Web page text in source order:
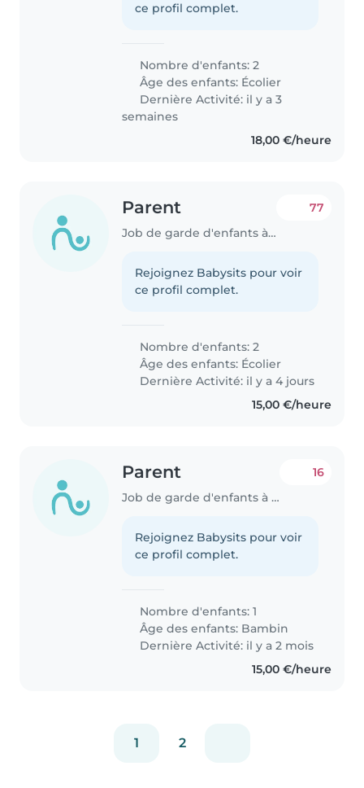
ce profil complet.
Nombre d'enfants: 2
Âge des enfants: Écolier
Dernière Activité: il y a 3
semaines
18,00 €/heure
Parent
Job de garde d'enfants à Strassen
77
Rejoignez Babysits pour voir
ce profil complet.
Nombre d'enfants: 2
Âge des enfants: Écolier
Dernière Activité: il y a 4 jours
15,00 €/heure
Parent
Job de garde d'enfants à Erpeldange
16
Rejoignez Babysits pour voir
ce profil complet.
Nombre d'enfants: 1
Âge des enfants: Bambin
Dernière Activité: il y a 2 mois
15,00 €/heure
1 2